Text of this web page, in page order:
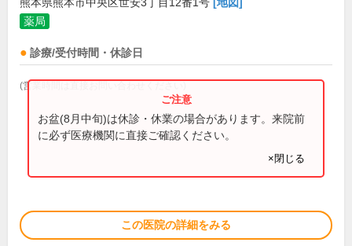
薬局
診療/受付時間・休診日
(営業時間は直接お問い合わせください)
お盆(8月中旬)は休診・休業の場合があります。来院前
に必ず医療機関に直接ご確認ください。
×閉じる
この医院の詳細をみる